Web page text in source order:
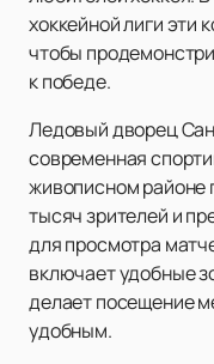
хоккейной лиги эти
чтобы
к победе.
Ледовый дворец
современная
живописном районе
тысяч зрителей и
для просмотра
включает удобные
делает посещение
удобным.